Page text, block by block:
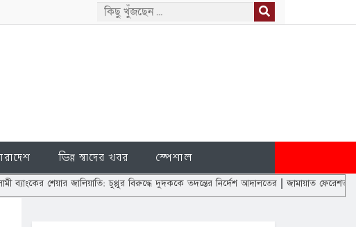
ভিন্ন স্বাদের খবর স্পেশাল
জালিয়াতি: চুপ্পুর বিরুদ্ধে দুদককে তদন্তের নির্দেশ আদালতের|জামায়াত ফেরেশতাদের দল নয়,